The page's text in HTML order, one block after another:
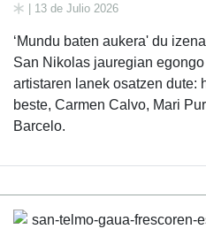
| 13 de Julio 2026
‘Mundu baten aukera' du
San Nikolas jauregian
artistaren lanek osatzen dute:
beste, Carmen Calvo, Mari
Barcelo.